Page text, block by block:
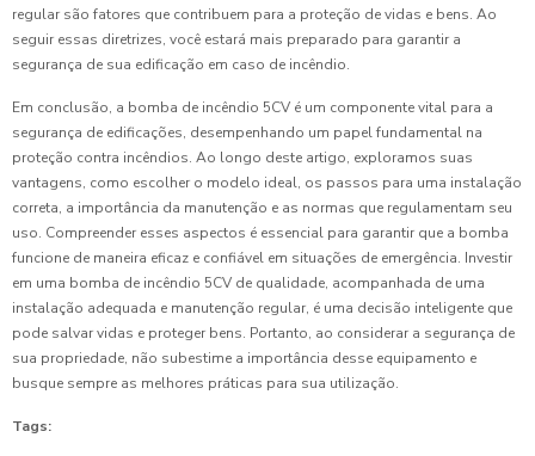
regular são fatores que contribuem para a proteção de vidas e bens. Ao
seguir essas diretrizes, você estará mais preparado para garantir a
segurança de sua edificação em caso de incêndio.
Em conclusão, a bomba de incêndio 5CV é um componente vital para a
segurança de edificações, desempenhando um papel fundamental na
proteção contra incêndios. Ao longo deste artigo, exploramos suas
vantagens, como escolher o modelo ideal, os passos para uma instalação
correta, a importância da manutenção e as normas que regulamentam seu
uso. Compreender esses aspectos é essencial para garantir que a bomba
funcione de maneira eficaz e confiável em situações de emergência. Investir
em uma bomba de incêndio 5CV de qualidade, acompanhada de uma
instalação adequada e manutenção regular, é uma decisão inteligente que
pode salvar vidas e proteger bens. Portanto, ao considerar a segurança de
sua propriedade, não subestime a importância desse equipamento e
busque sempre as melhores práticas para sua utilização.
Tags: